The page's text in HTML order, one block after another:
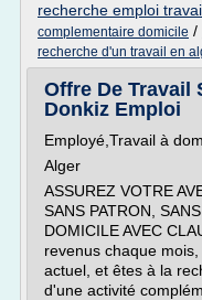
recherche emploi
complementaire domicile /
recherche d'un travail en
Offre De Travail
Donkiz Emploi
Employé,Travail à
Alger
ASSUREZ VOTRE
SANS PATRON,
DOMICILE AVEC
revenus chaque
actuel, et êtes à la
d'une activité